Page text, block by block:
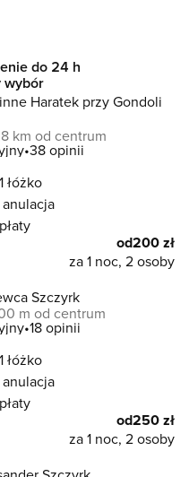
do 24 h
wybór
Haratek przy Gondoli
km od centrum
38 opinii
1 łóżko
anulacja
od200 zł
za 1 noc, 2 osoby
Szczyrk
m od centrum
18 opinii
1 łóżko
anulacja
od250 zł
za 1 noc, 2 osoby